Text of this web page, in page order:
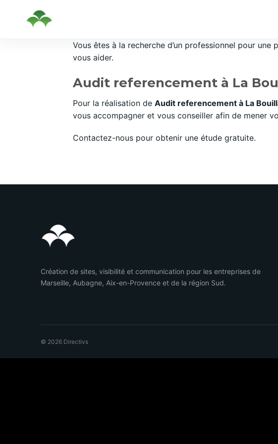
Vous êtes à la recherche d’un professionnel pour une
vous aider.
Audit referencement à La
Pour la réalisation de Audit referencement à La
vous accompagner et vous conseiller afin de mener
Contactez-nous pour obtenir une étude gratuite.
Création de sites, visibilité et communication pour les entreprises de
Marseille, Aubagne, Aix-en-Provence et de la région Sud.
© 2026 Directivs